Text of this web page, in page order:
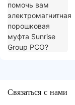
Связаться с нами